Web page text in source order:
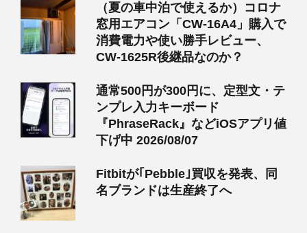
（夏の車中泊で使えるか）コロナ
窓用エアコン「CW-16A4」購入で
消費電力や使い勝手レビュー、
CW-1625R後継品なのか？
通常500円が300円に、定型文・テ
ンプレ入力キーボード
『PhraseRack』などiOSアプリ値
下げ中 2026/08/07
Fitbitが｢Pebble｣買収を発表、同
名ブランドは生産終了へ